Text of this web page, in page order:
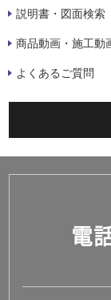
説明書・図面検索
商品動画・施工動
よくあるご質問
電